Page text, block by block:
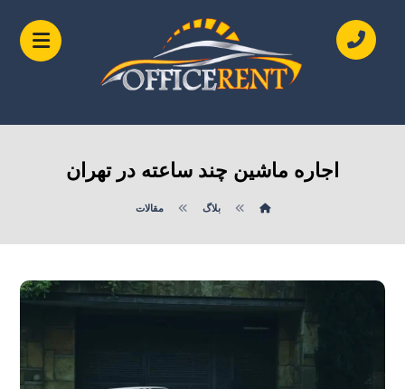
اجاره ماشین چند ساعته در تهران
بلاگ مقالات